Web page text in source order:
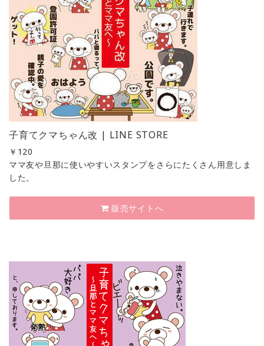
子育てクマちゃん改 | LINE STORE
￥ 120
ママ友や旦那に使いやすいスタンプをさらにたくさん用意しま
した。
販売サイトへ